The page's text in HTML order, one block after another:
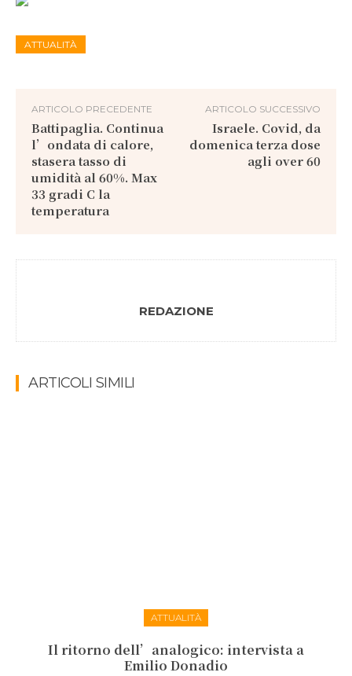
ATTUALITÀ
ARTICOLO PRECEDENTE
Battipaglia. Continua
l’ondata di calore,
stasera tasso di
umidità al 60%. Max
33 gradi C la
temperatura
ARTICOLO SUCCESSIVO
Israele. Covid, da
domenica terza dose
agli over 60
REDAZIONE
ARTICOLI SIMILI
ATTUALITÀ
Il ritorno dell’analogico: intervista a
Emilio Donadio